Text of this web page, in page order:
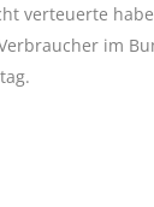
verteuerte
im